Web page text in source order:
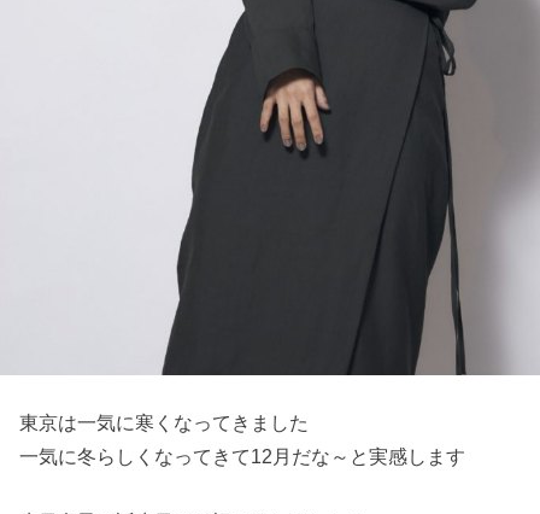
東京は一気に寒くなってきました
一気に冬らしくなってきて12月だな～と実感します